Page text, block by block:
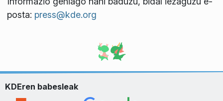
posta: press@kde.org
KDEren babesleak